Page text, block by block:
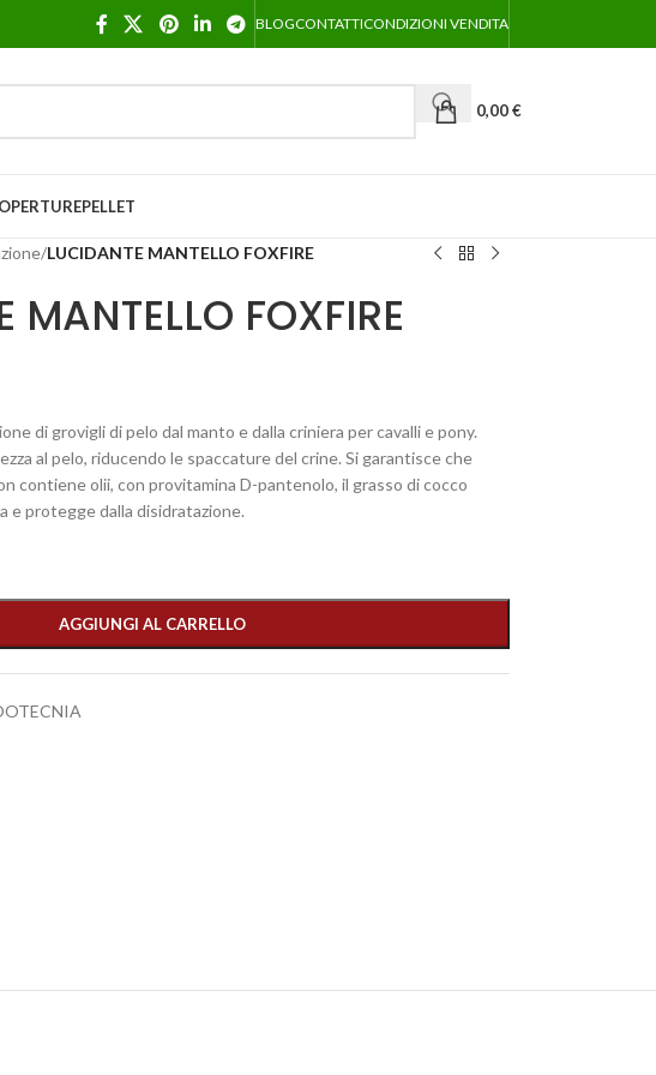
BLOGCONTATTICONDIZIONI VENDITA
0,00€
PELLET
/LUCIDANTE MANTELLO FOXFIRE
MANTELLO FOXFIRE
di grovigli di pelo dal manto e dalla criniera per cavalli e pony.
al pelo, riducendo le spaccature del crine. Si garantisce che
contiene olii, con provitamina D-pantenolo, il grasso di cocco
e protegge dalla disidratazione.
AGGIUNGI AL CARRELLO